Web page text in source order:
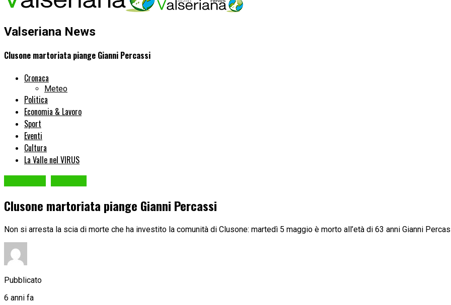
Valseriana News
Clusone martoriata piange Gianni Percassi
Cronaca
Meteo
Politica
Economia & Lavoro
Sport
Eventi
Cultura
La Valle nel VIRUS
Clusone martoriata piange Gianni Percassi
Non si arresta la scia di morte che ha investito la comunità di Clusone: martedì 5 maggio è morto all’età di 63 anni Gianni
Pubblicato
6 anni fa